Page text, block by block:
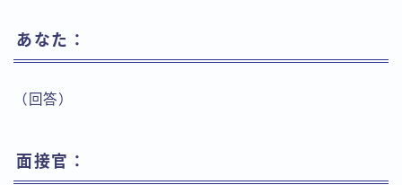
あなた：
（回答）
面接官：